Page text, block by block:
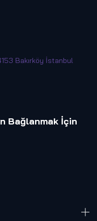
Bakırköy İstanbul
Bağlanmak İçin